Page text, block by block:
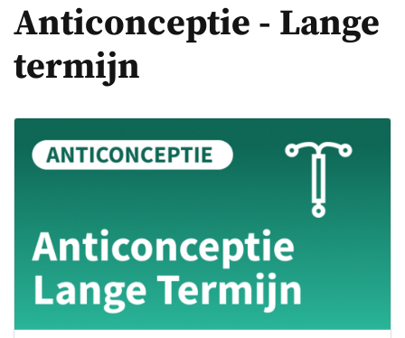
Anticonceptie - Lange
termijn